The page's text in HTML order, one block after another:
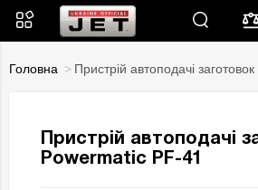
Головна Пристрій автоподачі
Пристрій автоподачі
Powermatic PF-41